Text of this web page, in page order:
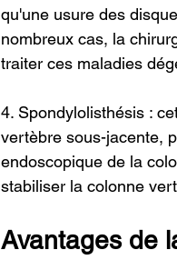
qu'une usure des
nombreux cas, la
traiter ces maladies
4. Spondylolisthésis :
vertèbre sous-jacente,
endoscopique de la
stabiliser la colonne
Avantages de